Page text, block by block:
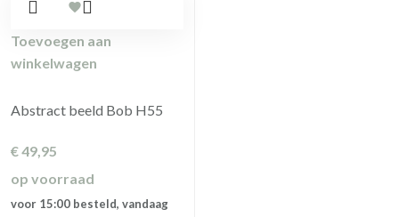
Toevoegen aan
winkelwagen
Abstract beeld Bob H55
€49,95
op voorraad
voor 15:00 besteld, vandaag